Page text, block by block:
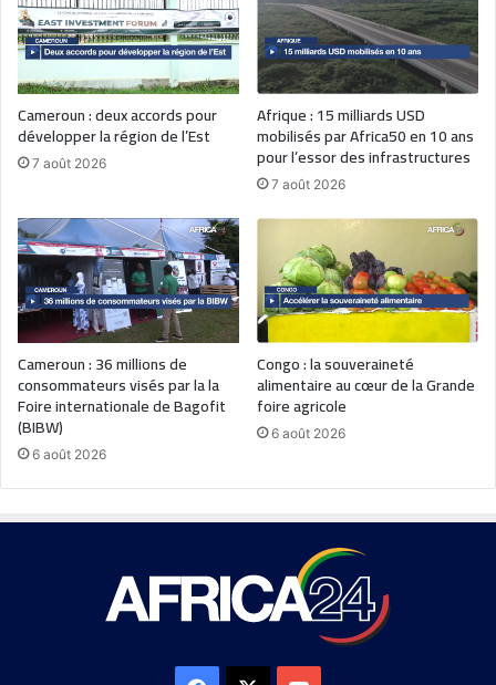
Cameroun : deux accords pour
développer la région de l’Est
7 août 2026
Afrique : 15 milliards USD
mobilisés par Africa50 en 10 ans
pour l’essor des infrastructures
7 août 2026
Cameroun : 36 millions de
consommateurs visés par la la
Foire internationale de Bagofit
(BIBW)
6 août 2026
Congo : la souveraineté
alimentaire au cœur de la Grande
foire agricole
6 août 2026